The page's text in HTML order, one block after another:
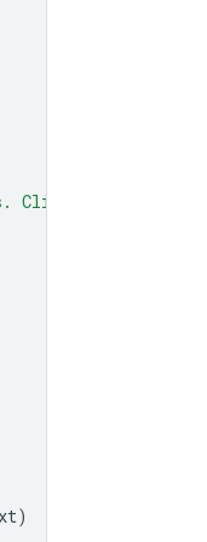
Click here to
)